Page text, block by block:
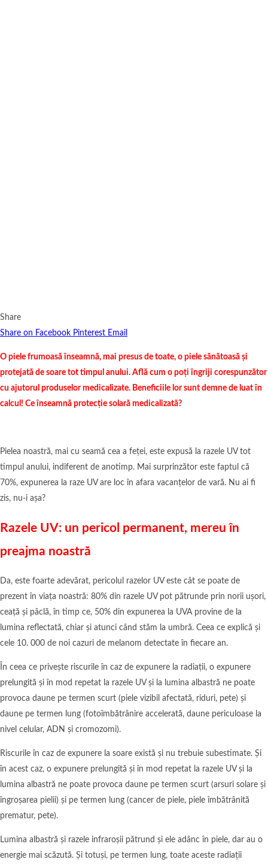
Share
Share on Facebook Pinterest Email
O piele frumoasă înseamnă, mai presus de toate, o piele sănătoasă și
protejată de soare tot timpul anului. Află cum o poți îngriji corespunzător
cu ajutorul produselor medicalizate. Beneficiile lor sunt demne de luat în
calcul! Ce înseamnă protecție solară medicalizată?
Pielea noastră, mai cu seamă cea a feței, este expusă la razele UV tot
timpul anului, indiferent de anotimp. Mai surprinzător este faptul că
70%, expunerea la raze UV are loc în afara vacanțelor de vară. Nu ai fi
zis, nu-i așa?
Razele UV: un pericol permanent, mereu în
preajma noastră
Da, este foarte adevărat, pericolul razelor UV este cât se poate de
prezent în viața noastră: 80% din razele UV pot pătrunde prin norii ușori,
ceață și pâclă, în timp ce, 50% din expunerea la UVA provine de la
lumina reflectată, chiar și atunci când stăm la umbră. Ceea ce explică și
cele 10. 000 de noi cazuri de melanom detectate în fiecare an.
În ceea ce privește riscurile în caz de expunere la radiații, o expunere
prelungită și în mod repetat la razele UV și la lumina albastră ne poate
provoca daune pe termen scurt (piele vizibil afectată, riduri, pete) și
daune pe termen lung (fotoîmbătrânire accelerată, daune periculoase la
nivel celular, ADN și cromozomi).
Riscurile în caz de expunere la soare există și nu trebuie subestimate. Și
în acest caz, o expunere prelungită și în mod repetat la razele UV și la
lumina albastră ne poate provoca daune pe termen scurt (arsuri solare și
îngroșarea pielii) și pe termen lung (cancer de piele, piele îmbătrânită
prematur, pete).
Lumina albastră și razele infraroșii pătrund și ele adânc în piele, dar au o
energie mai scăzută. Și totuși, pe termen lung, toate aceste radiații